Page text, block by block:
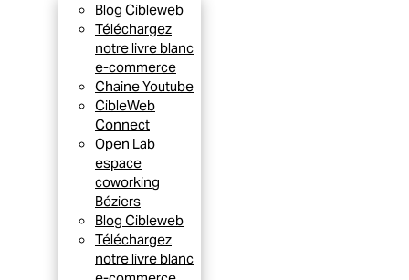
Blog Cibleweb
Téléchargez
notre livre blanc
e-commerce
Chaine Youtube
CibleWeb
Connect
Open Lab
espace
coworking
Béziers
Blog Cibleweb
Téléchargez
notre livre blanc